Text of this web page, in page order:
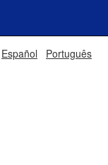
Español Português